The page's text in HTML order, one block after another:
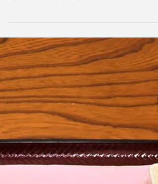
今回のメニューでは、岡山県の「さわらのこ
こずし」にチャレンジしてみました！ 岡山県
は、豊漁と漁業の安全を願って、陸あげされ
さわら を使った こうこずし が食べられている
そうです。 ～メニュー～ ・さわらのこうこず
し ・あさりの味噌汁...